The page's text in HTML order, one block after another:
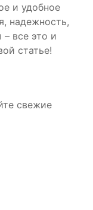
и удобное
надежность,
– все это и
статье!
свежие